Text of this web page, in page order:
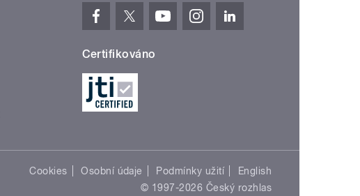
Certifikováno
Cookies Osobní údaje Podmínky užití
English
© 1997-2026 Český rozhlas